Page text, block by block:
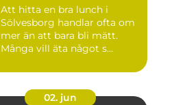
Att hitta en bra lunch i
Sölvesborg handlar ofta om
mer än att bara bli mätt.
Många vill äta något s...
02. jun